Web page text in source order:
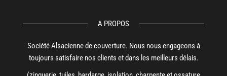
A PROPOS
Société Alsacienne de couverture. Nous nous engageons à
toujours satisfaire nos clients et dans les meilleurs délais.